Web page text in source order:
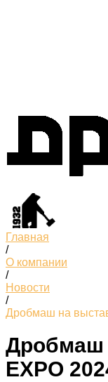
Главная
/
О компании
/
Новости
/
Дробмаш на
Дробмаш
EXPO